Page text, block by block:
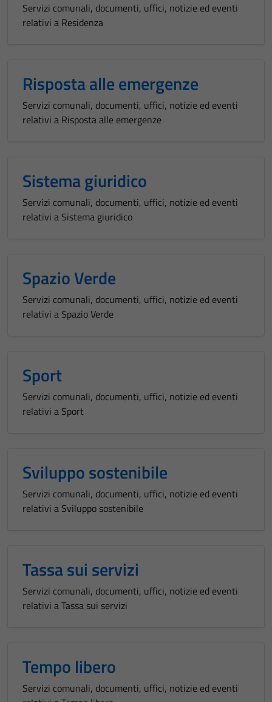
Servizi comunali, documenti, uffici, notizie ed eventi
relativi a Residenza
Risposta alle emergenze
Servizi comunali, documenti, uffici, notizie ed eventi
relativi a Risposta alle emergenze
Sistema giuridico
Servizi comunali, documenti, uffici, notizie ed eventi
relativi a Sistema giuridico
Spazio Verde
Servizi comunali, documenti, uffici, notizie ed eventi
relativi a Spazio Verde
Sport
Servizi comunali, documenti, uffici, notizie ed eventi
relativi a Sport
Sviluppo sostenibile
Servizi comunali, documenti, uffici, notizie ed eventi
relativi a Sviluppo sostenibile
Tassa sui servizi
Servizi comunali, documenti, uffici, notizie ed eventi
relativi a Tassa sui servizi
Tempo libero
Servizi comunali, documenti, uffici, notizie ed eventi
Tecnici
possono
personali.